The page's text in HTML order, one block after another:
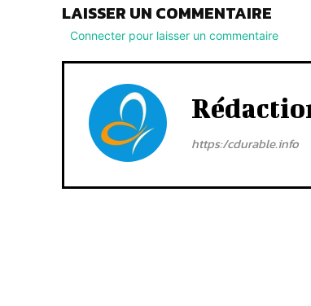
LAISSER UN COMMENTAIRE
Connecter pour laisser un commentaire
https:/cdurable.info